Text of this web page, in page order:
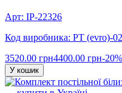
Арт: IP-22326
Код виробника: PT (evro)-
3520.00 грн4400.00 грн-20%
У кошик